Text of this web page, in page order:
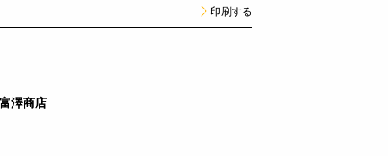
印刷する
富澤商店